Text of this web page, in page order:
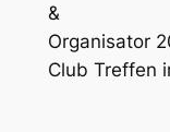
&
Organisator
Club Treffen